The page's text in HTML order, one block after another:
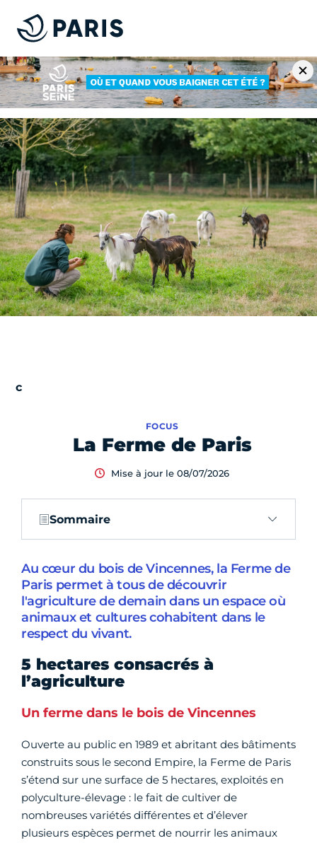
La Ferme de Paris
FOCUS
Mise à jour le 08/07/2026
Sommaire
Au cœur du bois de Vincennes, la Ferme de
Paris permet à tous de découvrir
l'agriculture de demain dans un espace où
animaux et cultures cohabitent dans le
respect du vivant.
5 hectares consacrés à
l’agriculture
Un ferme dans le bois de Vincennes
Ouverte au public en 1989 et abritant des bâtiments
construits sous le second Empire, la Ferme de Paris
s’étend sur une surface de 5 hectares, exploités en
polyculture-élevage : le fait de cultiver de
nombreuses variétés différentes et d’élever
plusieurs espèces permet de nourrir les animaux